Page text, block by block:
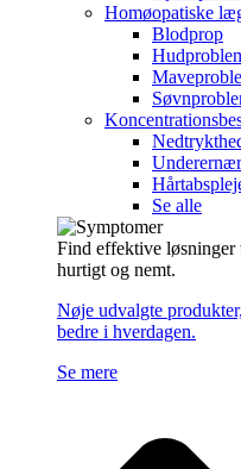
Homøopatiske
Blodprop
Se alle
Find effektive
hurtigt og nemt.
Nøje udvalgte
bedre i hverdagen.
Se mere